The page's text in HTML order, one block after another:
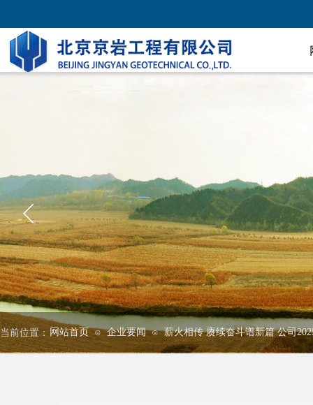
当前位置： 网站首页 ⊙ 企业要闻 ⊙ 薪火相传 赓续奋斗谱新篇 公司